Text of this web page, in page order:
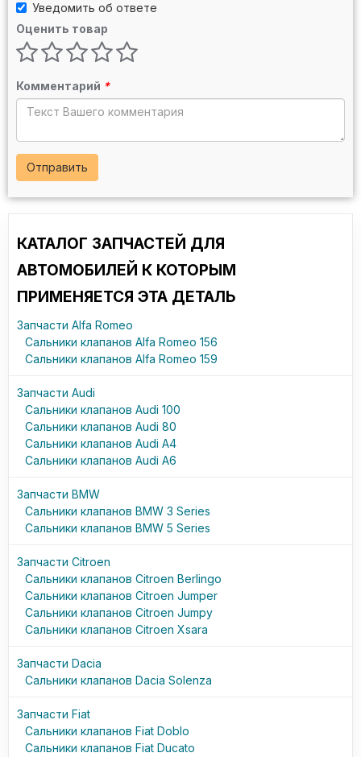
44018048X
Fiat/Alfa/Lancia:
59304158X
593041508X
6050411008X
75536378X
77007371248X
JEEP:
TOYOTA:
SU001004648X
Уведомить об ответе
Оценить товар
Комментарий *
Отправить
КАТАЛОГ ЗАПЧАСТЕЙ ДЛЯ
АВТОМОБИЛЕЙ К КОТОРЫМ
ПРИМЕНЯЕТСЯ ЭТА ДЕТАЛЬ
Запчасти Alfa Romeo
Сальники клапанов Alfa Romeo 156
Сальники клапанов Alfa Romeo 159
Запчасти Audi
Сальники клапанов Audi 100
Сальники клапанов Audi 80
Сальники клапанов Audi A4
Сальники клапанов Audi A6
Запчасти BMW
Сальники клапанов BMW 3 Series
Сальники клапанов BMW 5 Series
Запчасти Citroen
Сальники клапанов Citroen Berlingo
Сальники клапанов Citroen Jumper
Сальники клапанов Citroen Jumpy
Сальники клапанов Citroen Xsara
Запчасти Dacia
Сальники клапанов Dacia Solenza
Запчасти Fiat
Сальники клапанов Fiat Doblo
Сальники клапанов Fiat Ducato